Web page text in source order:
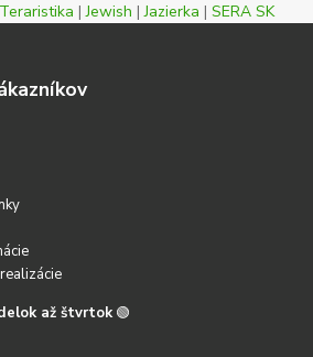
Teraristika |Jewish |Jazierka | SERA SK
až štvrtok 🟢